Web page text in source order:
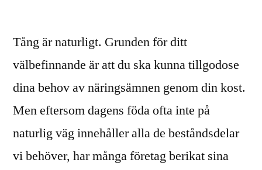
Tång är naturligt. Grunden för ditt
välbefinnande är att du ska kunna tillgodose
dina behov av näringsämnen genom din kost.
Men eftersom dagens föda ofta inte på
naturlig väg innehåller alla de beståndsdelar
vi behöver, har många företag berikat sina